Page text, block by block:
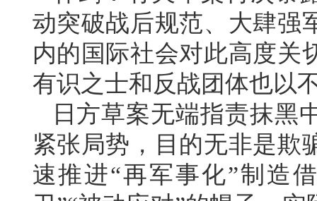
动突破战后规范、大肆强
内的国际社会对此高度关
有识之士和反战团体也以
日方草案无端指责抹黑
紧张局势，目的无非是欺
速推进“再军事化”制造